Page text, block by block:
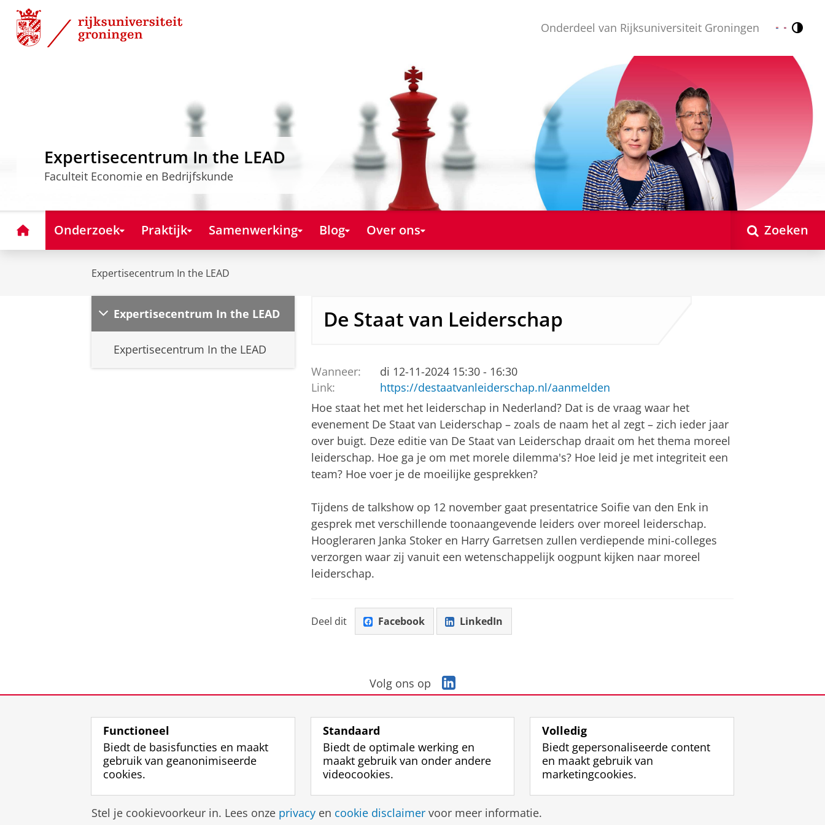
Skip
Content
Skip
Navigation
Onderdeel van Rijksuniversiteit Groningen Nederlands
English
Expertisecentrum In the LEAD
Faculteit Economie en Bedrijfskunde
HomeOnderzoek Praktijk Samenwerking Blog Over ons Zoeken
Expertisecentrum In the LEAD
Expertisecentrum In the LEAD
Expertisecentrum In the LEAD
De Staat van Leiderschap
Wanneer:
di 12-11-2024 15:30 - 16:30
Link:
https://destaatvanleiderschap.nl/aanmelden
Hoe staat het met het leiderschap in Nederland? Dat is de vraag waar het
evenement De Staat van Leiderschap – zoals de naam het al zegt – zich ieder jaar
over buigt. Deze editie van De Staat van Leiderschap draait om het thema moreel
leiderschap. Hoe ga je om met morele dilemma's? Hoe leid je met integriteit een
team? Hoe voer je de moeilijke gesprekken?
Tijdens de talkshow op 12 november gaat presentatrice Soifie van den Enk in
gesprek met verschillende toonaangevende leiders over moreel leiderschap.
Hoogleraren Janka Stoker en Harry Garretsen zullen verdiepende mini-colleges
verzorgen waar zij vanuit een wetenschappelijk oogpunt kijken naar moreel
leiderschap.
Deel dit Facebook LinkedIn
Volg ons op
i
d
I
a
Disclaimer & Copyright Privacy Cookies Inloggen
Functioneel
Biedt de basisfuncties en maakt
gebruik van geanonimiseerde
cookies.
Standaard
Biedt de optimale werking en
maakt gebruik van onder andere
videocookies.
Volledig
Biedt gepersonaliseerde content
en maakt gebruik van
marketingcookies.
Stel je cookievoorkeur in. Lees onze privacy en cookie disclaimer voor meer informatie.